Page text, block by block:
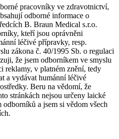
infekcí
kvalitní dialyzační péči ve všech
Více informací se
středisek.
​v B. Braun. Vyhledejte náš trh
pracovníky ve zdravotnictví,
odborné informace o
B. Braun Medical s.r.o.
kteří jsou oprávněni
léčivé přípravky, resp.
zákona č. 40/1995 Sb. o regulaci
že jsem odborníkem ve smyslu
reklamy, v platném znění, tedy
a vydávat humánní léčivé
Beru na vědomí, že
stránkách nejsou určeny laické
a jsem si vědom všech